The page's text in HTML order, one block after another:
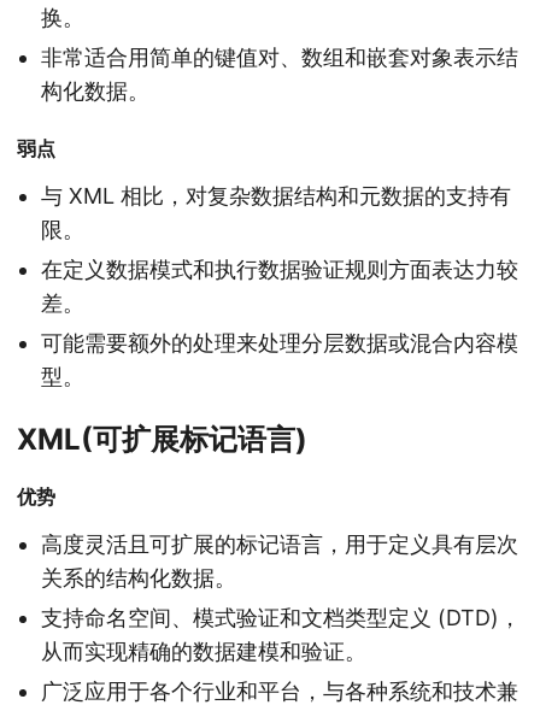
换。
非常适合用简单的键值对、数组和嵌套对象表示结
构化数据。
弱点
与 XML 相比，对复杂数据结构和元数据的支持有
限。
在定义数据模式和执行数据验证规则方面表达力较
差。
可能需要额外的处理来处理分层数据或混合内容模
型。
XML(可扩展标记语言)
优势
高度灵活且可扩展的标记语言，用于定义具有层次
关系的结构化数据。
支持命名空间、模式验证和文档类型定义 (DTD)，
从而实现精确的数据建模和验证。
广泛应用于各个行业和平台，与各种系统和技术兼